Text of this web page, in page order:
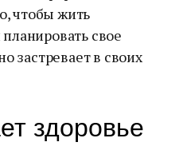
чтобы жить
свое
застревает в своих
здоровье